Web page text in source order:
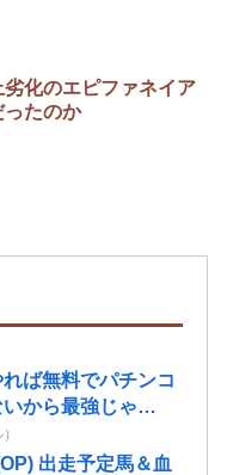
化のエピファネイア
ったのか
ば無料でパチンコ
から最強じゃ
出走予定馬＆血